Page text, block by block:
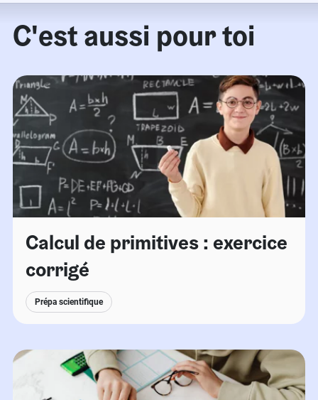
C'est aussi pour toi
Calcul de primitives : exercice
corrigé
Prépa scientifique